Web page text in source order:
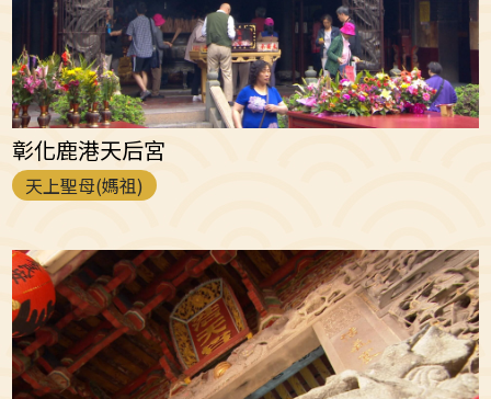
彰化鹿港天后宮
天上聖母(媽祖)